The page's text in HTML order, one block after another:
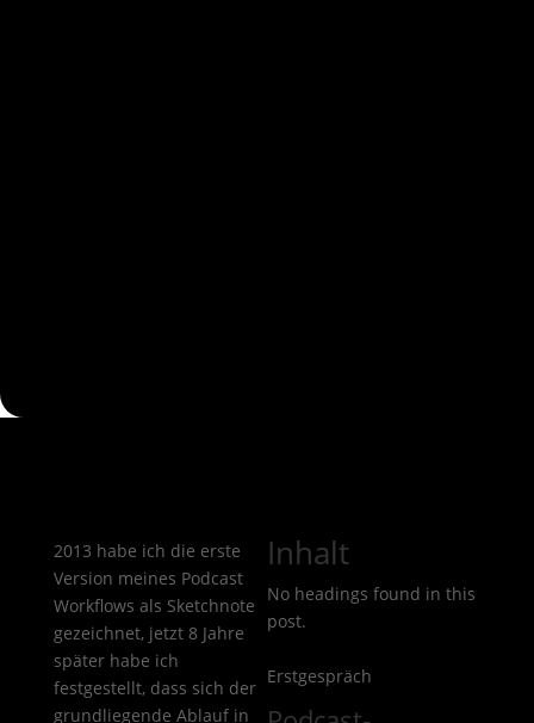
2013 habe ich die erste
Version meines Podcast
Workflows als Sketchnote
gezeichnet, jetzt 8 Jahre
später habe ich
festgestellt, dass sich der
grundliegende Ablauf in
Inhalt
No headings found in this
post.
Erstgespräch